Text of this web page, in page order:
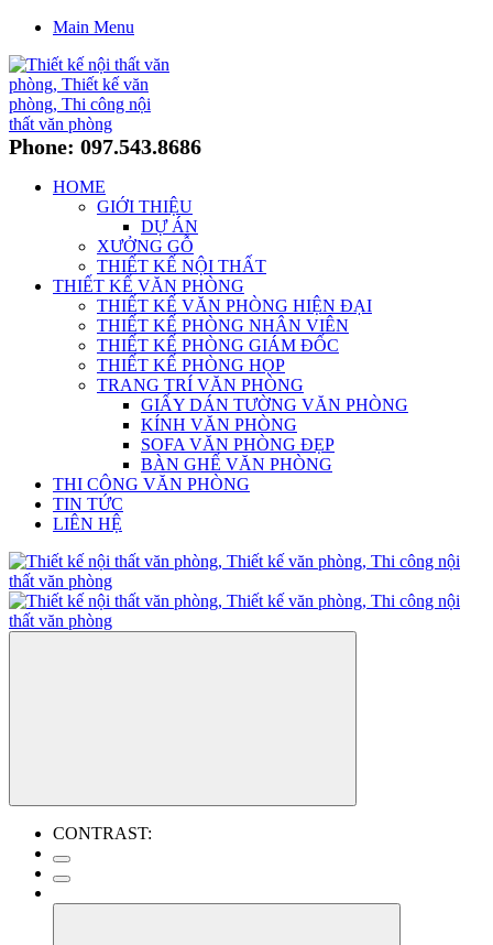
Main Menu
Phone: 097.543.8686
HOME
GIỚI THIỆU
DỰ ÁN
XƯỞNG GỖ
THIẾT KẾ NỘI THẤT
THIẾT KẾ VĂN PHÒNG
THIẾT KẾ VĂN PHÒNG HIỆN ĐẠI
THIẾT KẾ PHÒNG NHÂN VIÊN
THIẾT KẾ PHÒNG GIÁM ĐỐC
THIẾT KẾ PHÒNG HỌP
TRANG TRÍ VĂN PHÒNG
GIẤY DÁN TƯỜNG VĂN PHÒNG
KÍNH VĂN PHÒNG
SOFA VĂN PHÒNG ĐẸP
BÀN GHẾ VĂN PHÒNG
THI CÔNG VĂN PHÒNG
TIN TỨC
LIÊN HỆ
CONTRAST: